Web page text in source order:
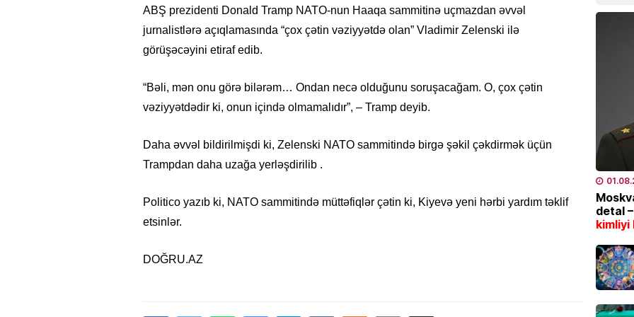
ABŞ prezidenti Donald Tramp NATO-nun Haaqa sammitinə uçmazdan əvvəl
jurnalistlərə açıqlamasında “çox çətin vəziyyətdə olan” Vladimir Zelenski ilə
görüşəcəyini etiraf edib.
“Bəli, mən onu görə bilərəm… Ondan necə olduğunu soruşacağam. O, çox çətin
vəziyyətdədir ki, onun içində olmamalıdır”, – Tramp deyib.
Daha əvvəl bildirilmişdi ki, Zelenski NATO sammitində birgə şəkil çəkdirmək üçün
Trampdan daha uzağa yerləşdirilib .
Politico yazıb ki, NATO sammitində müttəfiqlər çətin ki, Kiyevə yeni hərbi yardım təklif
etsinlər.
DOĞRU.AZ
Bu
daha
detal –
kimliyi